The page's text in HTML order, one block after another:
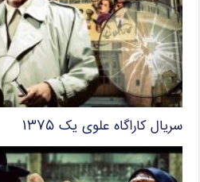
سریال کاراگاه علوی یک ۱۳۷۵